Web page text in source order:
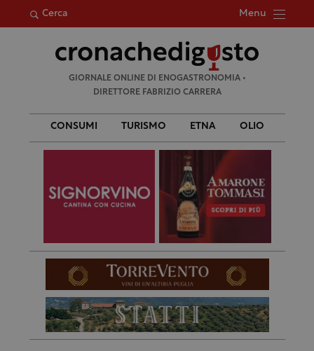
Cerca Menu
per:
GIORNALE ONLINE DI ENOGASTRONOMIA •
DIRETTORE FABRIZIO CARRERA
CONSUMI TURISMO ETNA OLIO